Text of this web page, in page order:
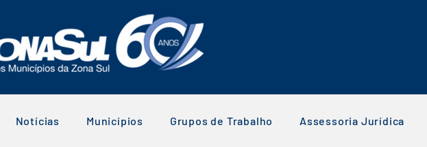
Notícias Municípios Grupos de Trabalho Assessoria Jurídica